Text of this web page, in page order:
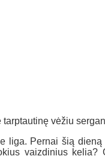
vėžiu
liga. Pernai šią
vaizdinius kelia?